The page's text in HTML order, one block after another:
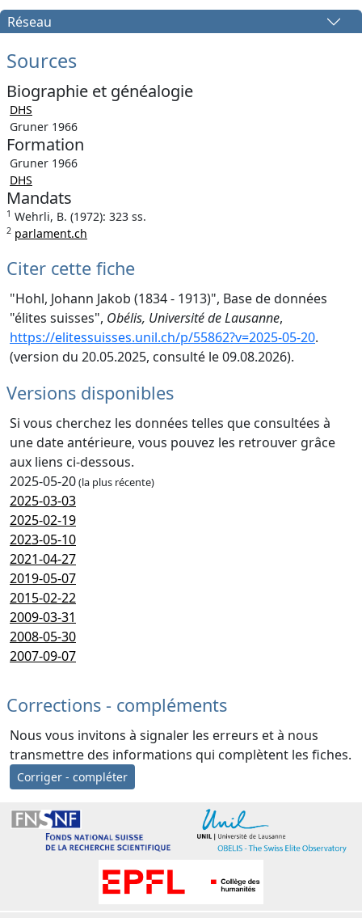
Réseau
Sources
Biographie et généalogie
DHS
Gruner 1966
Formation
Gruner 1966
DHS
Mandats
1 Wehrli, B. (1972): 323 ss.
2 parlament.ch
Citer cette fiche
"Hohl, Johann Jakob (1834 - 1913)", Base de données
"élites suisses", Obélis, Université de Lausanne,
https://elitessuisses.unil.ch/p/55862?v=2025-05-20.
(version du 20.05.2025, consulté le 09.08.2026).
Versions disponibles
Si vous cherchez les données telles que consultées à
une date antérieure, vous pouvez les retrouver grâce
aux liens ci-dessous.
2025-05-20(la plus récente)
2025-03-03
2025-02-19
2023-05-10
2021-04-27
2019-05-07
2015-02-22
2009-03-31
2008-05-30
2007-09-07
Corrections - compléments
Nous vous invitons à signaler les erreurs et à nous
transmettre des informations qui complètent les fiches.
Corriger - compléter